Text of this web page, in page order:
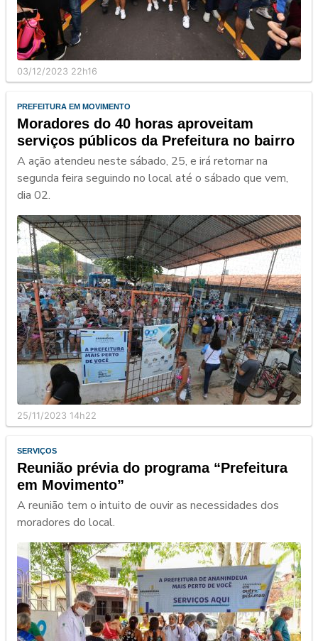
03/12/2023 22h16
PREFEITURA EM MOVIMENTO
Moradores do 40 horas aproveitam
serviços públicos da Prefeitura no bairro
A ação atendeu neste sábado, 25, e irá retornar na
segunda feira seguindo no local até o sábado que vem,
dia 02.
25/11/2023 14h22
SERVIÇOS
Reunião prévia do programa “Prefeitura
em Movimento”
A reunião tem o intuito de ouvir as necessidades dos
moradores do local.